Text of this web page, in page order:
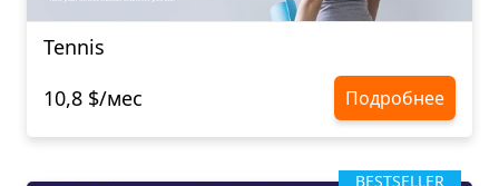
Tennis
10,8 $/мес
Подробнее
BESTSELLER